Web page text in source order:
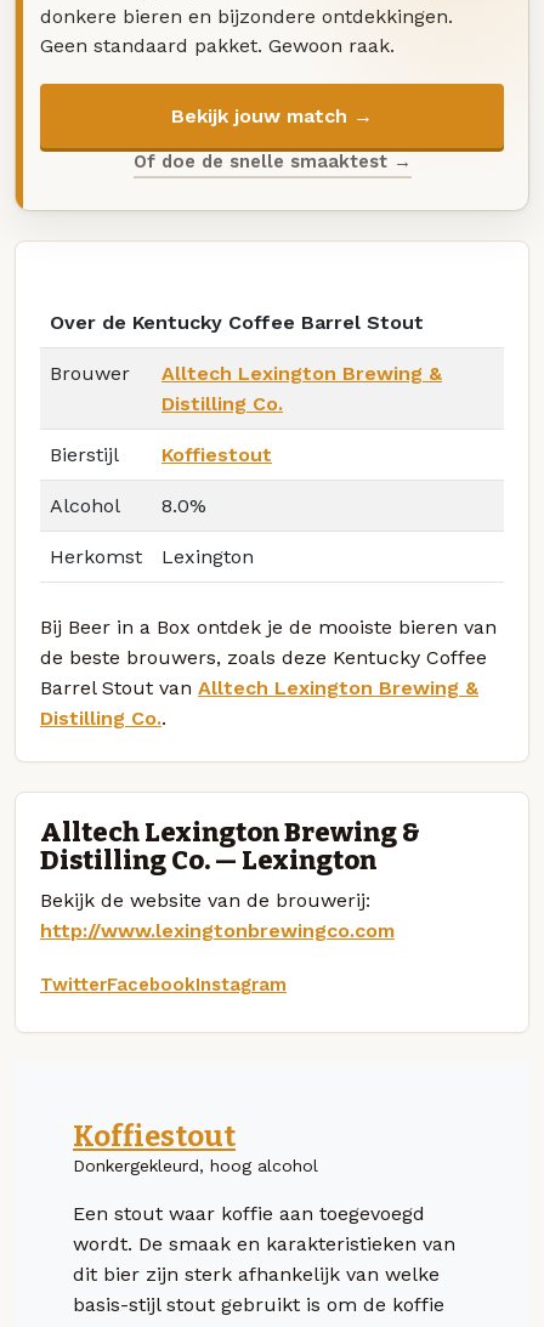
donkere bieren en bijzondere ontdekkingen.
Geen standaard pakket. Gewoon raak.
Bekijk jouw match →
Of doe de snelle smaaktest →
Over de Kentucky Coffee Barrel Stout
Brouwer
Alltech Lexington Brewing &
Distilling Co.
Bierstijl Koffiestout
Alcohol 8.0%
Herkomst Lexington
Bij Beer in a Box ontdek je de mooiste bieren van
de beste brouwers, zoals deze Kentucky Coffee
Barrel Stout van Alltech Lexington Brewing &
Distilling Co..
Alltech Lexington Brewing &
Distilling Co. — Lexington
Bekijk de website van de brouwerij:
http://www.lexingtonbrewingco.com
TwitterFacebookInstagram
Koffiestout
Donkergekleurd, hoog alcohol
Een stout waar koffie aan toegevoegd
wordt. De smaak en karakteristieken van
dit bier zijn sterk afhankelijk van welke
basis-stijl stout gebruikt is om de koffie